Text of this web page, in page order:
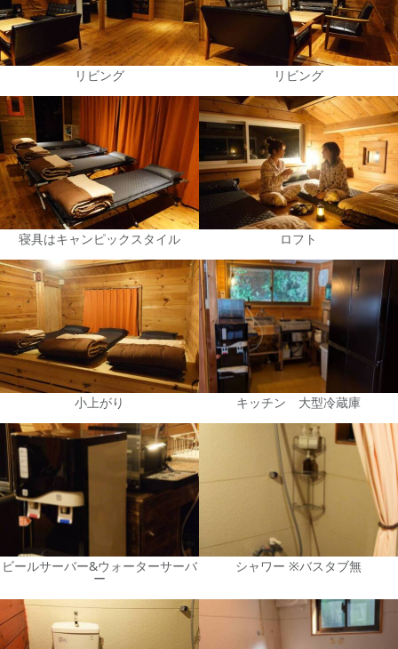
リビング リビング
寝具はキャンピックスタイル ロフト
小上がり キッチン 大型冷蔵庫
ビールサーバー&ウォーターサーバ
ー
シャワー ※バスタブ無